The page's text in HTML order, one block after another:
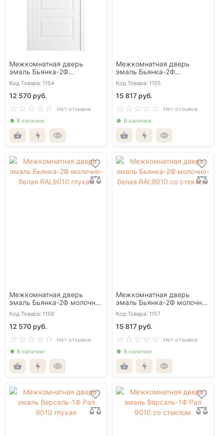
Межкомнатная дверь
эмаль Бьянка-2Ф
белоснежная глухая
Код Товара: 1154
12 570 руб.
Нет отзывов
В наличии
Межкомнатная дверь
эмаль Бьянка-2Ф
белоснежная со стеклом
Код Товара: 1155
15 817 руб.
Нет отзывов
В наличии
Межкомнатная дверь
эмаль Бьянка-2Ф молочно-
белая RAL9010 глухая
Код Товара: 1156
12 570 руб.
Нет отзывов
В наличии
Межкомнатная дверь
эмаль Бьянка-2Ф молочно-
белая RAL9010 со стеклом
Код Товара: 1157
15 817 руб.
Нет отзывов
В наличии